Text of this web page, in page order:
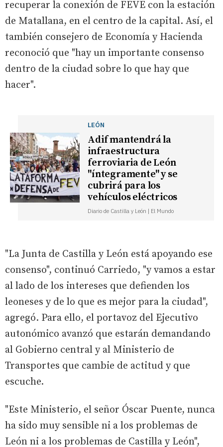
recuperar la conexión de FEVE con la estación
de Matallana, en el centro de la capital. Así, el
también consejero de Economía y Hacienda
reconoció que "hay un importante consenso
dentro de la ciudad sobre lo que hay que
hacer".
LEÓN
Adif mantendrá la
infraestructura
ferroviaria de León
"íntegramente" y se
cubrirá para los
vehículos eléctricos
Diario de Castilla y León | El Mundo
"La Junta de Castilla y León está apoyando ese
consenso", continuó Carriedo, "y vamos a estar
al lado de los intereses que defienden los
leoneses y de lo que es mejor para la ciudad",
agregó. Para ello, el portavoz del Ejecutivo
autonómico avanzó que estarán demandando
al Gobierno central y al Ministerio de
Transportes que cambie de actitud y que
escuche.
"Este Ministerio, el señor Óscar Puente, nunca
ha sido muy sensible ni a los problemas de
León ni a los problemas de Castilla y León",